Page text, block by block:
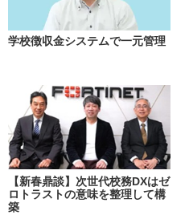
学校徴収金システムで一元管理
【新春鼎談】次世代校務DXはゼ
ロトラストの意味を整理して構
築